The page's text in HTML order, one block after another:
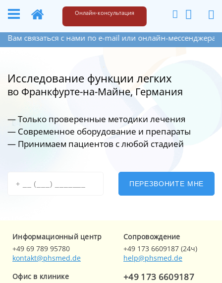
+49 173 6609187 Написать
Онлайн-консультация
с нами по e-mail или онлайн-мессенджера на
Исследование функции легких
во Франкфурте-на-Майне, Германия
— Только проверенные методики лечения
— Современное оборудование и препараты
— Принимаем пациентов с любой стадией
ПЕРЕЗВОНИТЕ МНЕ
Информационный центр
+49 69 789 95780
kontakt@phsmed.de
Cопровождение
+49 173 6609187 (24ч)
help@phsmed.de
Офис в клинике
+49 173 6609187